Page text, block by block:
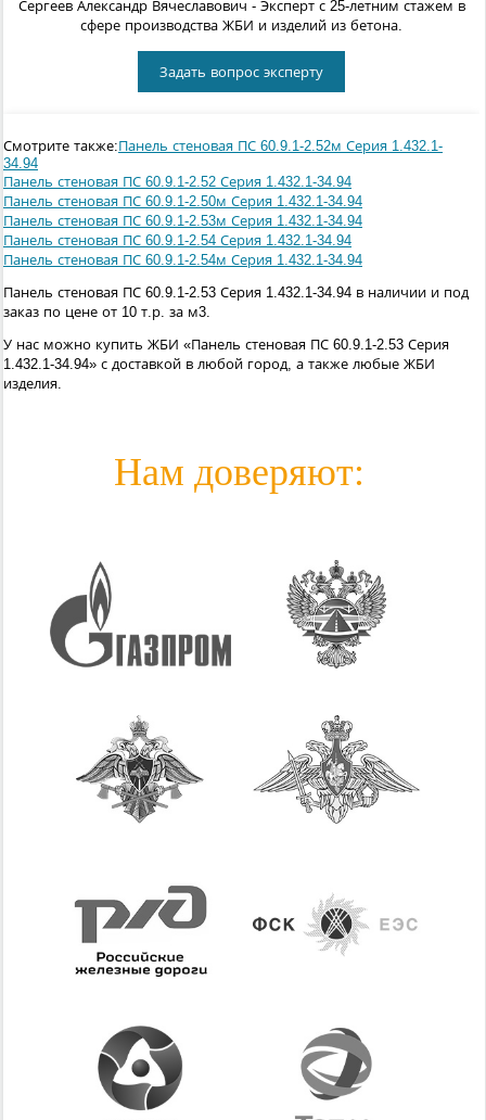
Сергеев Александр Вячеславович - Эксперт с 25-летним стажем в
сфере производства ЖБИ и изделий из бетона.
Задать вопрос эксперту
Смотрите также:Панель стеновая ПС 60.9.1-2.52м Серия 1.432.1-
34.94
Панель стеновая ПС 60.9.1-2.52 Серия 1.432.1-34.94
Панель стеновая ПС 60.9.1-2.50м Серия 1.432.1-34.94
Панель стеновая ПС 60.9.1-2.53м Серия 1.432.1-34.94
Панель стеновая ПС 60.9.1-2.54 Серия 1.432.1-34.94
Панель стеновая ПС 60.9.1-2.54м Серия 1.432.1-34.94
Панель стеновая ПС 60.9.1-2.53 Серия 1.432.1-34.94 в наличии и под
заказ по цене от 10 т.р. за м3.
У нас можно купить ЖБИ «Панель стеновая ПС 60.9.1-2.53 Серия
1.432.1-34.94» с доставкой в любой город, а также любые ЖБИ
изделия.
Нам доверяют: